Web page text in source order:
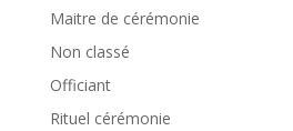
Maitre de cérémonie
Non classé
Officiant
Rituel cérémonie